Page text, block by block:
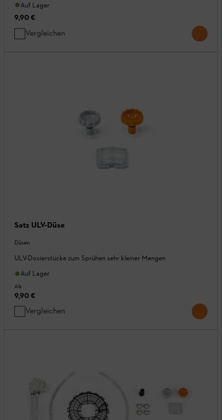
Auf Lager
9,90 €
Vergleichen
Satz ULV-Düse
Düsen
ULV-Dosierstücke zum Sprühen sehr kleiner Mengen
Auf Lager
Ab
9,90 €
Vergleichen